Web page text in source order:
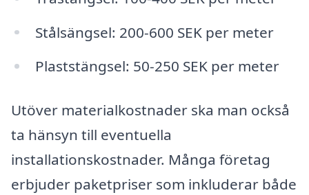
Stålsängsel: 200-600 SEK per meter
Plaststängsel: 50-250 SEK per meter
Utöver materialkostnader ska man också
ta hänsyn till eventuella
installationskostnader. Många företag
erbjuder paketpriser som inkluderar både